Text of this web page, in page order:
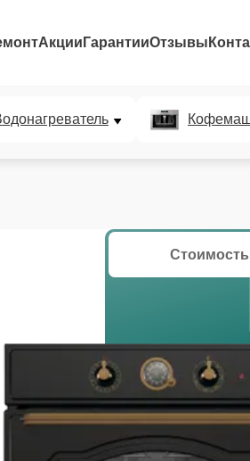
Акции ГарантииОтзывы